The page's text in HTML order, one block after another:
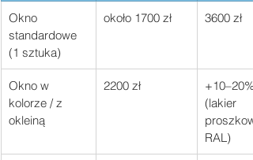
Okno
standardowe
(1 sztuka)
około 1700 zł 3600 zł
Okno w
kolorze / z
okleiną
2200 zł
+10–20%
(lakier
RAL)